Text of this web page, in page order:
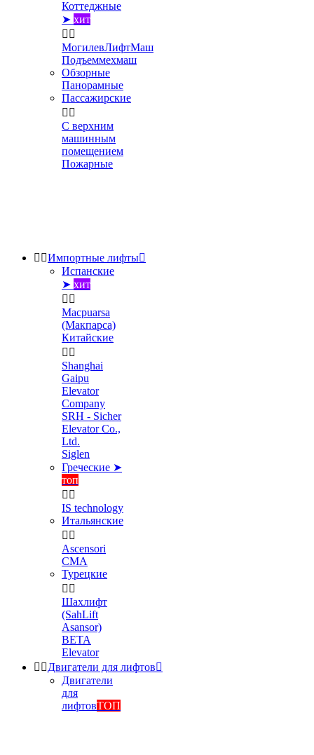
Коттеджные
➤ хит
 
МогилевЛифтМаш
Подъеммехмаш
Обзорные
Панорамные
Пассажирские
 
С верхним
машинным
помещением
Пожарные
 Импортные лифты
Испанские
➤ хит
 
Macpuarsa
(Макпарса)
Китайские
 
Shanghai
Gaipu
Elevator
Company
SRH - Sicher
Elevator Co.,
Ltd.
Siglen
Греческие ➤
топ
 
IS technology
Итальянские
 
Ascensori
CMA
Турецкие
 
Шахлифт
(SahLift
Asansor)
BETA
Elevator
 Двигатели для лифтов
Двигатели
для
лифтовТОП